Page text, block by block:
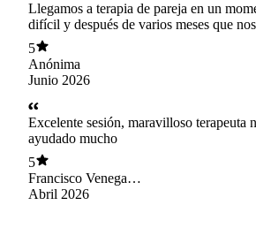
Llegamos a terapia de pareja en un
difícil y después de varios meses que
el proceso, estamos de alta y mucho
que más valoramos de Eduardo es que
tomó partido por ninguno de los dos, nos
a construir nuestro propio camino,
entregándonos herramientas, orientación
mirada muy profesional en cada sesión. Gracias
a este proceso aprendimos a
mejor, a entendernos y a enfrentar los
de una forma distinta. Ha sido un trabajo
profundo ,a veces desafiante, pero muy
Estamos muy agradecidos por el
5
Anónima
Junio 2026
Excelente sesión, maravilloso terapeuta
ayudado mucho
5
Francisco Venegas
ESpinoza
Abril 2026